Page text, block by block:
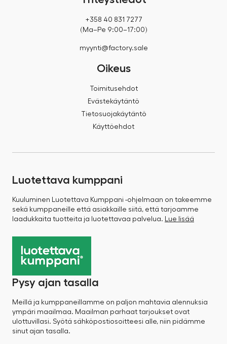
+358 40 831 7277
(Ma–Pe 9:00–17:00)
myynti@factory.sale
Oikeus
Toimitusehdot
Evästekäytäntö
Tietosuojakäytäntö
Käyttöehdot
Luotettava kumppani
Kuuluminen Luotettava Kumppani -ohjelmaan on takeemme
sekä kumppaneille että asiakkaille siitä, että tarjoamme
laadukkaita tuotteita ja luotettavaa palvelua.
Lue lisää
Pysy ajan tasalla
Meillä ja kumppaneillamme on paljon mahtavia alennuksia
ympäri maailmaa. Maailman parhaat tarjoukset ovat
ulottuvillasi. Syötä sähköpostiosoitteesi alle, niin pidämme
sinut ajan tasalla.